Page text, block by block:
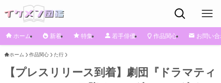
ホーム 新着 特集 若手俳優 作品関心 お問い
ホーム 作品関心 た行
【プレスリリース到着】劇団『ドラマティ